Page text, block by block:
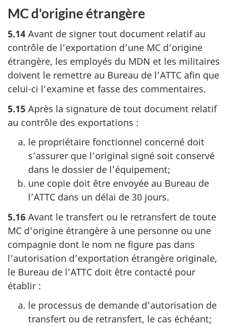
MC d'origine étrangère
5.14 Avant de signer tout document relatif au
contrôle de l’exportation d’une MC d’origine
étrangère, les employés du MDN et les militaires
doivent le remettre au Bureau de l’ATTC afin que
celui-ci l’examine et fasse des commentaires.
5.15 Après la signature de tout document relatif
au contrôle des exportations :
le propriétaire fonctionnel concerné doit
s’assurer que l’original signé soit conservé
dans le dossier de l’équipement;
une copie doit être envoyée au Bureau de
l’ATTC dans un délai de 30 jours.
5.16 Avant le transfert ou le retransfert de toute
MC d’origine étrangère à une personne ou une
compagnie dont le nom ne figure pas dans
l’autorisation d’exportation étrangère originale,
le Bureau de l’ATTC doit être contacté pour
établir :
le processus de demande d’autorisation de
transfert ou de retransfert, le cas échéant;